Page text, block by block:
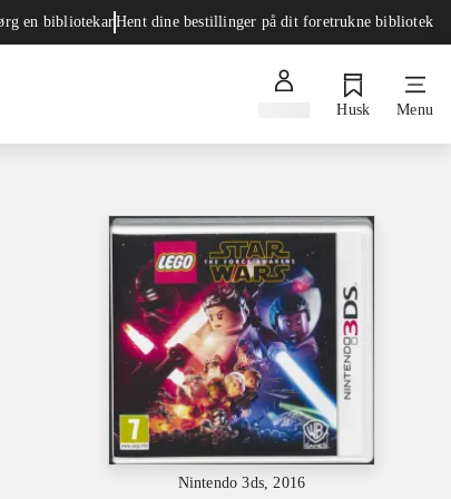
en bibliotekarHent dine bestillinger på dit foretrukne bibliotek
Husk Menu
Nintendo 3ds, 2016